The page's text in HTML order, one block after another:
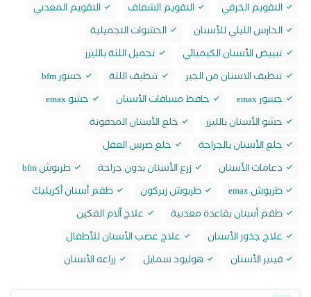
التقويم الخزفي
التقويم الشفاف
التقويم المعدني
الحارس الليلي للأسنان
الحشوات التجميلية
تبييض الأسنان الكيميائي
تجميل اللثة بالليزر
تنظيف الاسنان من الجير
تنظيف اللثة
جسور bfm
جسور emax
حافظ مسافات الأسنان
حشو emax
حشو الأسنان بالليزر
خلع الأسنان المدفونة
خلع الأسنان بالجراحة
خلع ضرس العقل
دعامات الأسنان
زرع الأسنان بدون جراحة
طربوش bfm
طربوش emax
طربوش زيركون
طقم أسنان أكريليك
طقم أسنان بقاعدة معدنية
علاج آلام الفكين
علاج جذور الأسنان
علاج عصب الأسنان للأطفال
فينير الأسنان
هوليود سمايل زراعه الأسنان